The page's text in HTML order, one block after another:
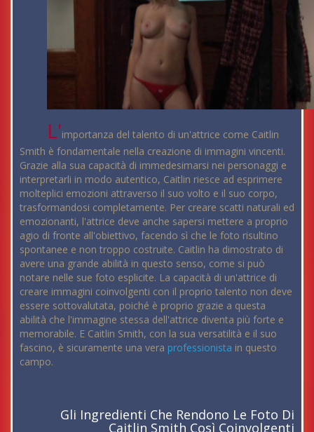
L'importanza del talento di un'attrice come Caitlin
Smith è fondamentale nella creazione di immagini vincenti.
Grazie alla sua capacità di immedesimarsi nei personaggi e
interpretarli in modo autentico, Caitlin riesce ad esprimere
molteplici emozioni attraverso il suo volto e il suo corpo,
trasformandosi completamente. Per creare scatti naturali ed
emozionanti, l'attrice deve anche sapersi mettere a proprio
agio di fronte all'obiettivo, facendo sì che le foto risultino
spontanee e non troppo costruite. Caitlin ha dimostrato di
avere una grande abilità in questo senso, come si può
notare nelle sue foto esplicite. La capacità di un'attrice di
creare immagini coinvolgenti con il proprio talento non deve
essere sottovalutata, poiché è proprio grazie a questa
abilità che l'immagine stessa dell'attrice diventa più forte e
memorabile. E Caitlin Smith, con la sua versatilità e il suo
fascino, è sicuramente una vera professionista in questo
campo.
Gli Ingredienti Che Rendono Le Foto Di
Caitlin Smith Così Coinvolgenti